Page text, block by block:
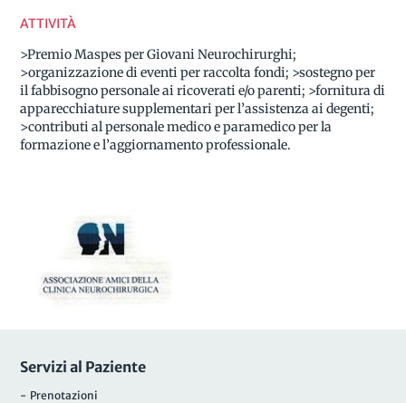
ATTIVITÀ
>Premio Maspes per Giovani Neurochirurghi;
>organizzazione di eventi per raccolta fondi; >sostegno per
il fabbisogno personale ai ricoverati e/o parenti; >fornitura di
apparecchiature supplementari per l’assistenza ai degenti;
>contributi al personale medico e paramedico per la
formazione e l’aggiornamento professionale.
Servizi al Paziente
- Prenotazioni